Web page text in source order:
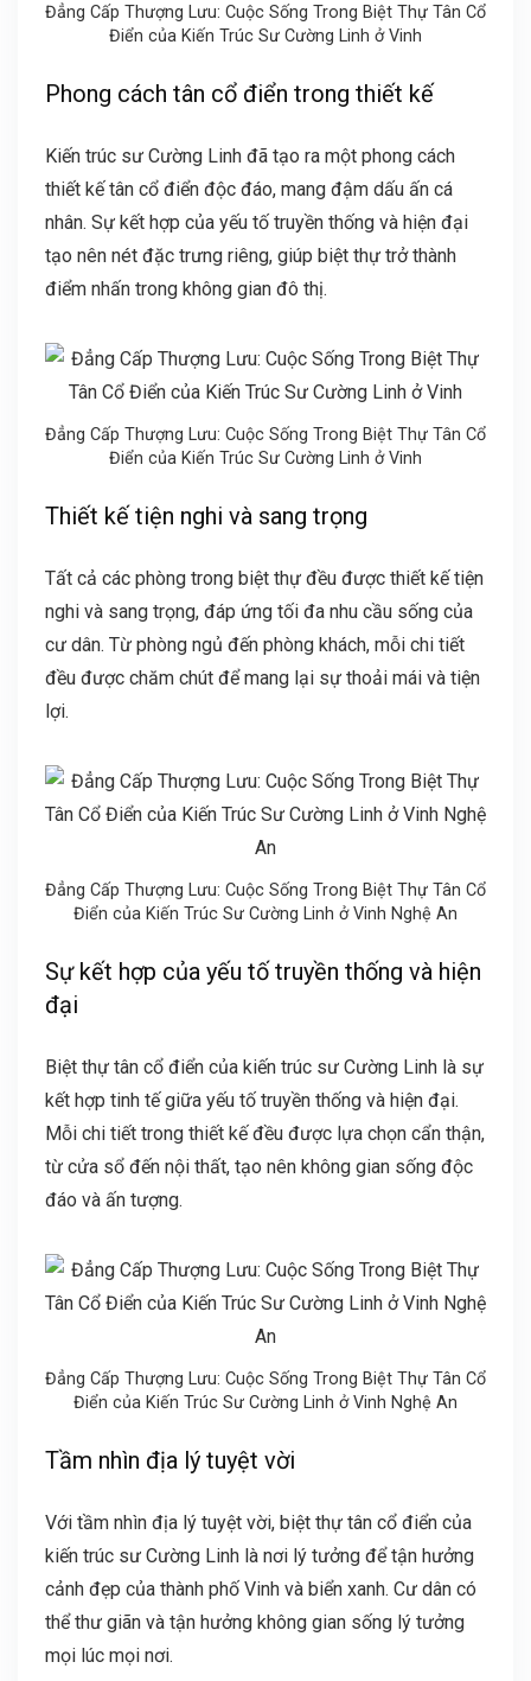
Đẳng Cấp Thượng Lưu: Cuộc Sống Trong Biệt Thự Tân Cổ
Điển của Kiến Trúc Sư Cường Linh ở Vinh
Phong cách tân cổ điển trong thiết kế
Kiến trúc sư Cường Linh đã tạo ra một phong cách
thiết kế tân cổ điển độc đáo, mang đậm dấu ấn cá
nhân. Sự kết hợp của yếu tố truyền thống và hiện đại
tạo nên nét đặc trưng riêng, giúp biệt thự trở thành
điểm nhấn trong không gian đô thị.
Đẳng Cấp Thượng Lưu: Cuộc Sống Trong Biệt Thự Tân Cổ
Điển của Kiến Trúc Sư Cường Linh ở Vinh
Thiết kế tiện nghi và sang trọng
Tất cả các phòng trong biệt thự đều được thiết kế tiện
nghi và sang trọng, đáp ứng tối đa nhu cầu sống của
cư dân. Từ phòng ngủ đến phòng khách, mỗi chi tiết
đều được chăm chút để mang lại sự thoải mái và tiện
lợi.
Đẳng Cấp Thượng Lưu: Cuộc Sống Trong Biệt Thự Tân Cổ
Điển của Kiến Trúc Sư Cường Linh ở Vinh Nghệ An
Sự kết hợp của yếu tố truyền thống và hiện
đại
Biệt thự tân cổ điển của kiến trúc sư Cường Linh là sự
kết hợp tinh tế giữa yếu tố truyền thống và hiện đại.
Mỗi chi tiết trong thiết kế đều được lựa chọn cẩn thận,
từ cửa sổ đến nội thất, tạo nên không gian sống độc
đáo và ấn tượng.
Đẳng Cấp Thượng Lưu: Cuộc Sống Trong Biệt Thự Tân Cổ
Điển của Kiến Trúc Sư Cường Linh ở Vinh Nghệ An
Tầm nhìn địa lý tuyệt vời
Với tầm nhìn địa lý tuyệt vời, biệt thự tân cổ điển của
kiến trúc sư Cường Linh là nơi lý tưởng để tận hưởng
cảnh đẹp của thành phố Vinh và biển xanh. Cư dân có
thể thư giãn và tận hưởng không gian sống lý tưởng
mọi lúc mọi nơi.